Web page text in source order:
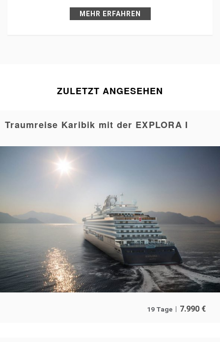
MEHR ERFAHREN
ZULETZT ANGESEHEN
Traumreise Karibik mit der EXPLORA I
19 Tage 7.990 €